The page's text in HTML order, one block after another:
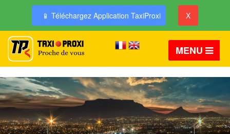
📱 Téléchargez Application TaxiProxi X
MENU